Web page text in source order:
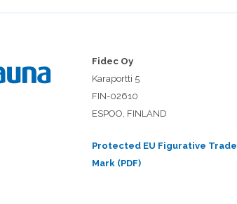
Fidec Oy
Karaportti 5
FIN-02610
ESPOO, FINLAND
Protected EU Figurative Trade
Mark (PDF)